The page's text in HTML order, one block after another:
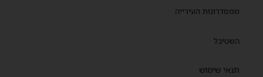
ממסדרונות העירייה
השטיבל
תנאי שימוש